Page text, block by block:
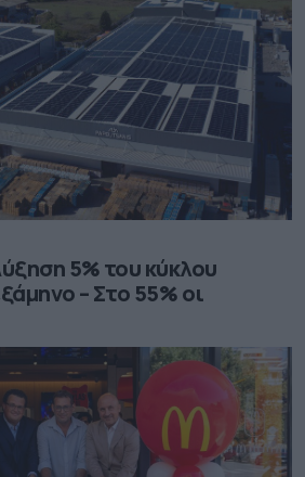
5% του κύκλου
– Στο 55% οι